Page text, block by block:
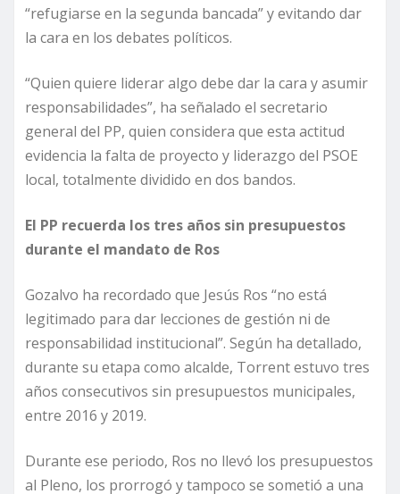
“refugiarse en la segunda bancada” y evitando dar
la cara en los debates políticos.
“Quien quiere liderar algo debe dar la cara y asumir
responsabilidades”, ha señalado el secretario
general del PP, quien considera que esta actitud
evidencia la falta de proyecto y liderazgo del PSOE
local, totalmente dividido en dos bandos.
El PP recuerda los tres años sin presupuestos
durante el mandato de Ros
Gozalvo ha recordado que Jesús Ros “no está
legitimado para dar lecciones de gestión ni de
responsabilidad institucional”. Según ha detallado,
durante su etapa como alcalde, Torrent estuvo tres
años consecutivos sin presupuestos municipales,
entre 2016 y 2019.
Durante ese periodo, Ros no llevó los presupuestos
al Pleno, los prorrogó y tampoco se sometió a una